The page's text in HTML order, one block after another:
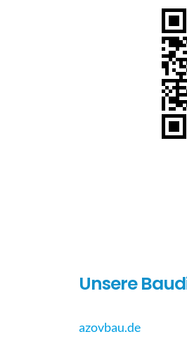
Unsere
azovbau.de